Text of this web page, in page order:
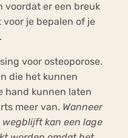
voordat er een breuk
je bepalen of je
voor osteoporose.
die het kunnen
hand kunnen laten
meer van. Wanneer
kan een lage